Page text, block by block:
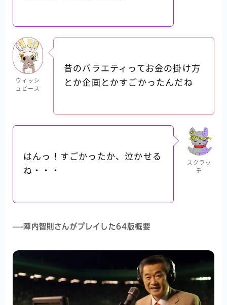
ウィッシ
ュピース
昔のバラエティってお金の掛け方
とか企画とかすごかったんだね
はんっ！すごかったか、泣かせる
ね・・・
スクラッ
チ
—-陣内智則さんがプレイした64版概要